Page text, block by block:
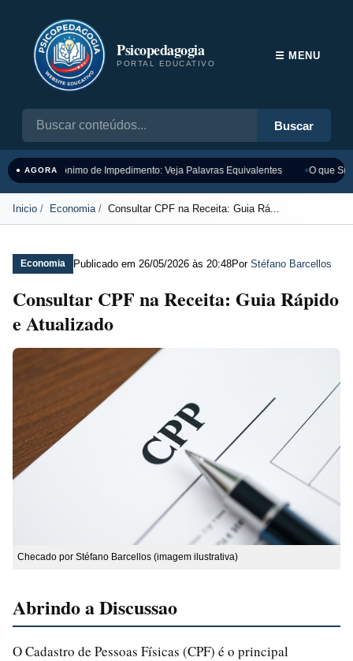
Psicopedagogia
PORTAL EDUCATIVO
Buscar
☰ MENU
● AGORASinônimo de Impedimento: Veja Palavras Equivalentes O que
Inicio Economia Consultar CPF na Receita: Guia Rá...
Economia Publicado em 26/05/2026 às 20:48Por Stéfano Barcellos
Consultar CPF na Receita: Guia Rápido
e Atualizado
Checado por Stéfano Barcellos (imagem ilustrativa)
Abrindo a Discussao
O Cadastro de Pessoas Físicas (CPF) é o principal